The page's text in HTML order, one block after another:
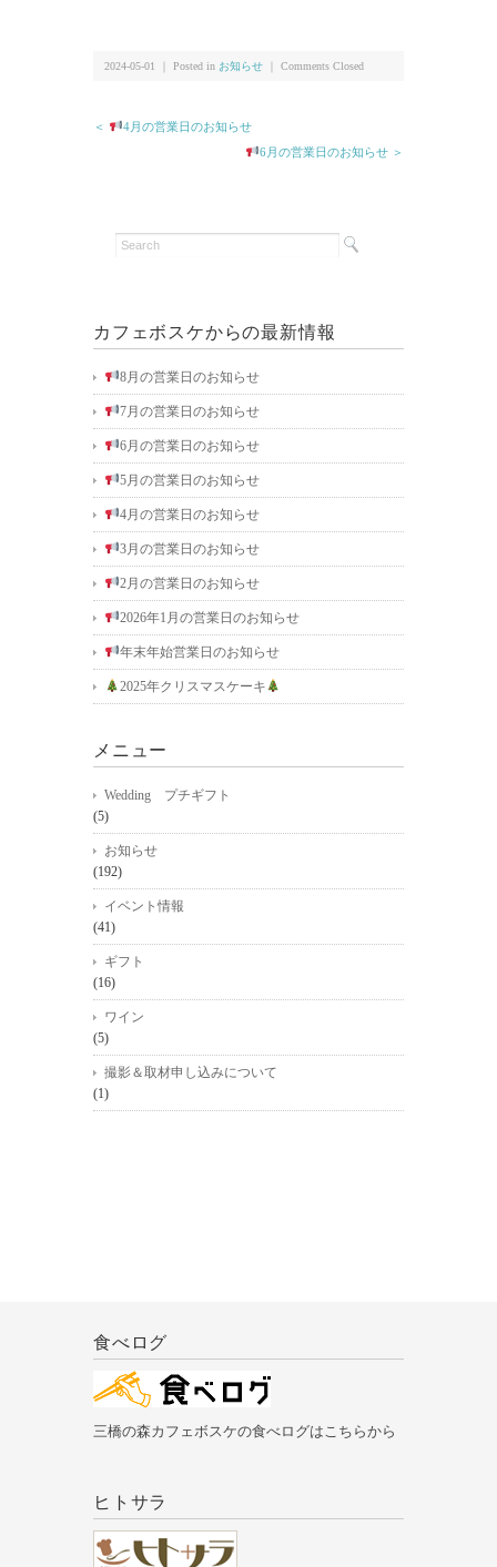
2024-05-01 ｜ Posted in お知らせ Comments Closed
＜
4月の営業日のお知らせ
6月の営業日のお知らせ ＞
カフェボスケからの最新情報
8月の営業日のお知らせ
7月の営業日のお知らせ
6月の営業日のお知らせ
5月の営業日のお知らせ
4月の営業日のお知らせ
3月の営業日のお知らせ
2月の営業日のお知らせ
2026年1月の営業日のお知らせ
年末年始営業日のお知らせ
2025年クリスマスケーキ
メニュー
Wedding プチギフト
(5)
お知らせ
(192)
イベント情報
(41)
ギフト
(16)
ワイン
(5)
撮影＆取材申し込みについて
(1)
食べログ
三橋の森カフェボスケの食べログはこちらから
ヒトサラ